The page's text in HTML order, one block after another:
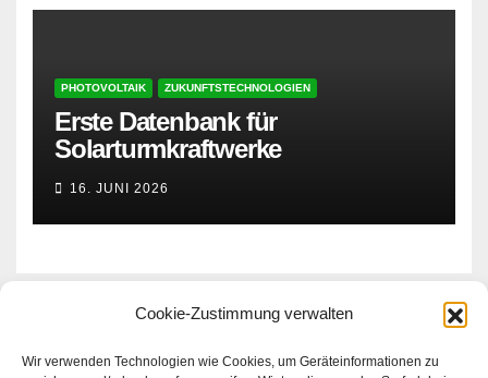
Cookie-Zustimmung verwalten
Wir verwenden Technologien wie Cookies, um Geräteinformationen zu
PHOTOVOLTAIK ZUKUNFTSTECHNOLOGIEN
Erste Datenbank für
Solarturmkraftwerke
16. JUNI 2026